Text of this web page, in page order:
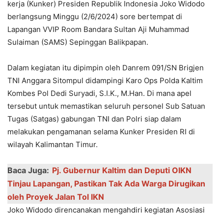
kerja (Kunker) Presiden Republik Indonesia Joko Widodo
berlangsung Minggu (2/6/2024) sore bertempat di
Lapangan VVIP Room Bandara Sultan Aji Muhammad
Sulaiman (SAMS) Sepinggan Balikpapan.
Dalam kegiatan itu dipimpin oleh Danrem 091/SN Brigjen
TNI Anggara Sitompul didampingi Karo Ops Polda Kaltim
Kombes Pol Dedi Suryadi, S.I.K., M.Han. Di mana apel
tersebut untuk memastikan seluruh personel Sub Satuan
Tugas (Satgas) gabungan TNI dan Polri siap dalam
melakukan pengamanan selama Kunker Presiden RI di
wilayah Kalimantan Timur.
Baca Juga: Pj. Gubernur Kaltim dan Deputi OIKN
Tinjau Lapangan, Pastikan Tak Ada Warga Dirugikan
oleh Proyek Jalan Tol IKN
Joko Widodo direncanakan mengahdiri kegiatan Asosiasi